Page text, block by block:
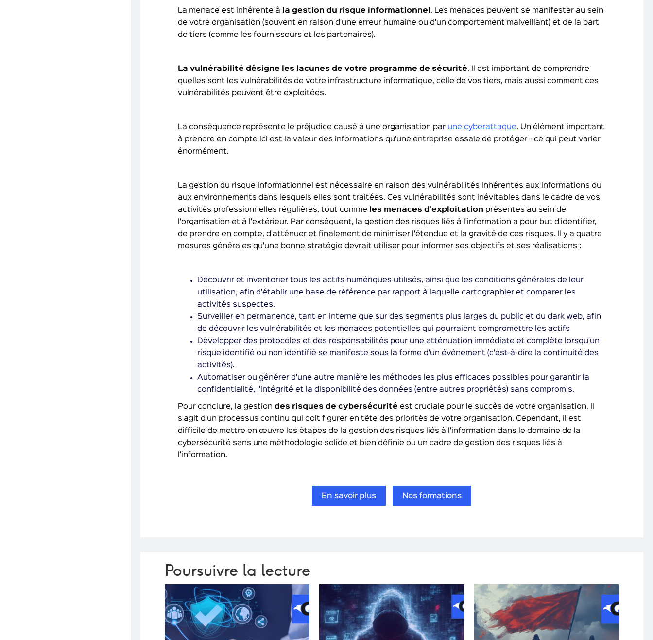
La menace est inhérente à la gestion du risque informationnel . Les menaces peuvent se manifester au sein
de votre organisation (souvent en raison d'une erreur humaine ou d'un comportement malveillant) et de la part
de tiers (comme les fournisseurs et les partenaires).
La vulnérabilité désigne les lacunes de votre programme de sécurité. Il est important de comprendre
quelles sont les vulnérabilités de votre infrastructure informatique, celle de vos tiers, mais aussi comment ces
vulnérabilités peuvent être exploitées.
La conséquence représente le préjudice causé à une organisation par une cyberattaque. Un élément important
à prendre en compte ici est la valeur des informations qu’une entreprise essaie de protéger - ce qui peut varier
énormément.
La gestion du risque informationnel est nécessaire en raison des vulnérabilités inhérentes aux informations ou
aux environnements dans lesquels elles sont traitées. Ces vulnérabilités sont inévitables dans le cadre de vos
activités professionnelles régulières, tout comme
les menaces d'exploitation présentes au sein de
l'organisation et à l'extérieur. Par conséquent, la gestion des risques liés à l'information a pour but d'identifier,
de prendre en compte, d'atténuer et finalement de minimiser l'étendue et la gravité de ces risques. Il y a quatre
mesures générales qu'une bonne stratégie devrait utiliser pour informer ses objectifs et ses réalisations :
Découvrir et inventorier tous les actifs numériques utilisés, ainsi que les conditions générales de leur
utilisation, afin d'établir une base de référence par rapport à laquelle cartographier et comparer les
activités suspectes.
Surveiller en permanence, tant en interne que sur des segments plus larges du public et du dark web, afin
de découvrir les vulnérabilités et les menaces potentielles qui pourraient compromettre les actifs
Développer des protocoles et des responsabilités pour une atténuation immédiate et complète lorsqu'un
risque identifié ou non identifié se manifeste sous la forme d'un événement (c'est-à-dire la continuité des
activités).
Automatiser ou générer d'une autre manière les méthodes les plus efficaces possibles pour garantir la
confidentialité, l'intégrité et la disponibilité des données (entre autres propriétés) sans compromis.
Pour conclure, la gestiondes risques de cybersécurité est cruciale pour le succès de votre organisation. Il
s'agit d'un processus continu qui doit figurer en tête des priorités de votre organisation. Cependant, il est
difficile de mettre en œuvre les étapes de la gestion des risques liés à l'information dans le domaine de la
cybersécurité sans une méthodologie solide et bien définie ou un cadre de gestion des risques liés à
l'information.
En savoir plus Nos formations
Poursuivre la lecture